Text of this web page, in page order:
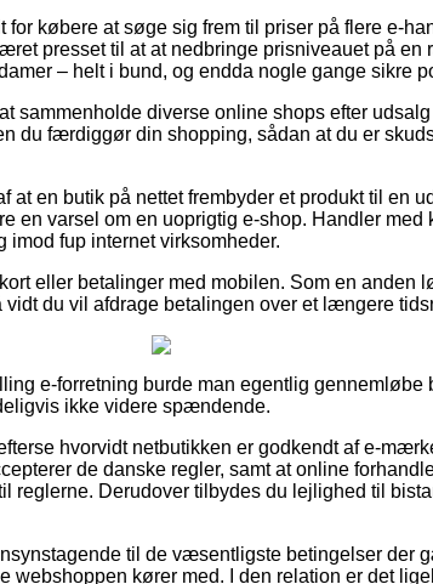
for købere at søge sig frem til priser på flere e-
presset til at at nedbringe prisniveauet på en
– helt i bund, og endda nogle gange sikre
sammenholde diverse online shops efter
du færdiggør din shopping, sådan at du er
at en butik på nettet frembyder et produkt til en
en varsel om en uoprigtig e-shop. Handler med
imod fup internet virksomheder.
eller betalinger med mobilen. Som en anden
du vil afdrage betalingen over et længere
e-forretning burde man egentlig gennemløbe
ikke videre spændende.
hvorvidt netbutikken er godkendt af e-
de danske regler, samt at online
reglerne. Derudover tilbydes du lejlighed til
til de væsentligste betingelser der
webshoppen kører med. I den relation er det